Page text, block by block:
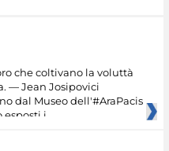
che coltivano la voluttà
— Jean Josipovici
dal Museo dell'#AraPacis
esposti i